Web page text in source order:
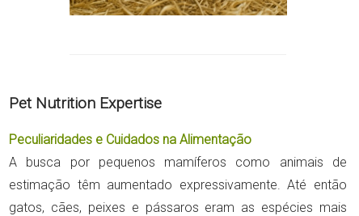
Pet Nutrition Expertise
Peculiaridades e Cuidados na Alimentação
A busca por pequenos mamíferos como animais de
estimação têm aumentado expressivamente. Até então
gatos, cães, peixes e pássaros eram as espécies mais